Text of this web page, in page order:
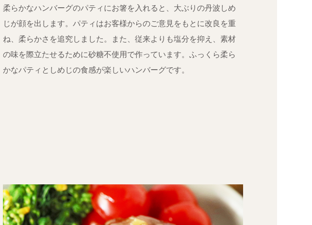
柔らかなハンバーグのパティにお箸を入れると、大ぶりの丹波しめ
じが顔を出します。パティはお客様からのご意見をもとに改良を重
ね、柔らかさを追究しました。また、従来よりも塩分を抑え、素材
の味を際立たせるために砂糖不使用で作っています。ふっくら柔ら
かなパティとしめじの食感が楽しいハンバーグです。